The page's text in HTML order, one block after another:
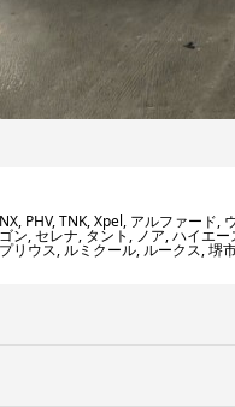
NX, PHV,TNK,Xpel, アルファード,
ン,セレナ, タント, ノア,ハイエー
プリウス,ルミクール,ルークス,堺